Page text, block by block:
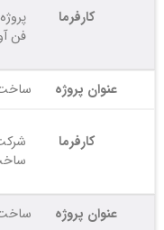
کارفرما
فن
عنوان پروژه
کارفرما
عنوان پروژه